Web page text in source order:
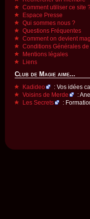
Comment utiliser ce site
Espace Presse
Qui sommes nous ?
Questions Fréquentes
Comment on devient
Conditions Générales de
Mentions légales
Liens
Club de Magie aime...
Kadideo
: Vos idées
Voisins de Merde
:
Les Secrets
: